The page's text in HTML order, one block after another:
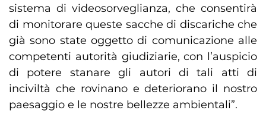
sistema di videosorveglianza, che consentirà
di monitorare queste sacche di discariche che
già sono state oggetto di comunicazione alle
competenti autorità giudiziarie, con l’auspicio
di potere stanare gli autori di tali atti di
inciviltà che rovinano e deteriorano il nostro
paesaggio e le nostre bellezze ambientali”.